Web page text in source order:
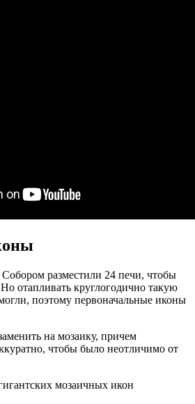
разместили 24 печи, чтобы
отапливать круглогодично такую
поэтому первоначальные иконы
на мозаику, причем
чтобы было неотличимо от
мозаичных икон